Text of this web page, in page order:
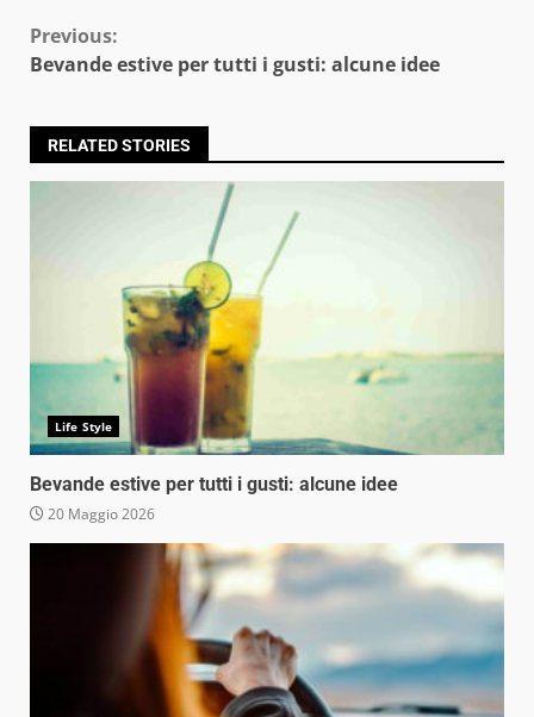
Continue
Previous:
Bevande estive per tutti i gusti: alcune idee
RELATED STORIES
Life Style
Bevande estive per tutti i gusti: alcune idee
20 Maggio 2026